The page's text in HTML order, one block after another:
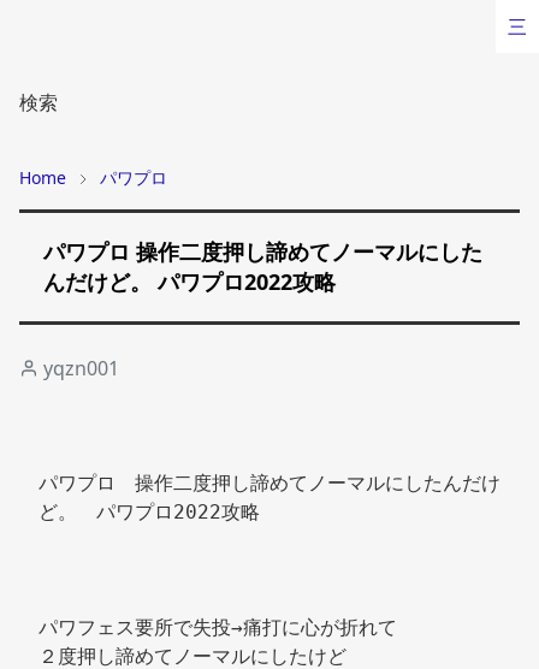
検索
Home パワプロ
パワプロ 操作二度押し諦めてノーマルにした
んだけど。 パワプロ2022攻略
yqzn001
パワプロ　操作二度押し諦めてノーマルにしたんだけ
ど。　パワプロ2022攻略
パワフェス要所で失投→痛打に心が折れて
２度押し諦めてノーマルにしたけど
三